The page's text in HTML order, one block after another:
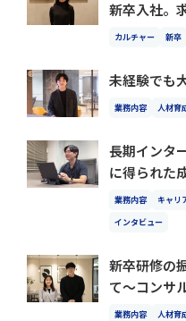
新卒入社。
カルチャー 新卒
未経験でも
業務内容 人材育
長期インタ
に得られた
業務内容 キャリ
インタビュー
新卒研修の
て〜コンサ
業務内容 人材育